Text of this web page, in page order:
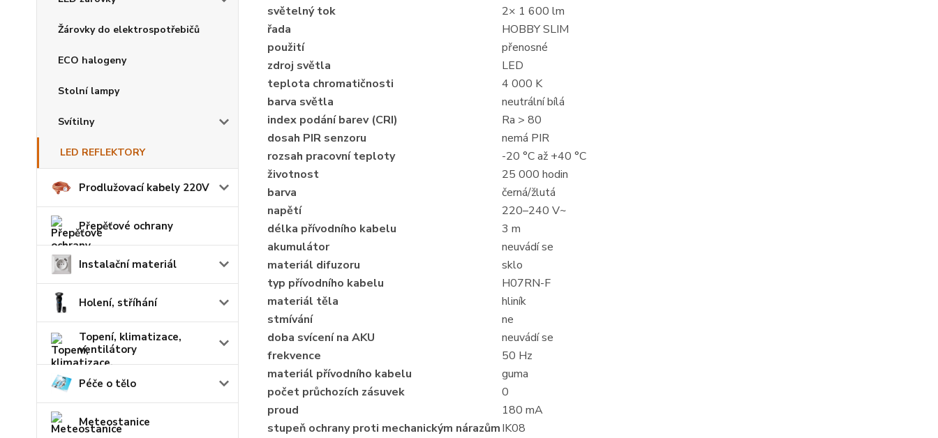
Žárovky do elektrospotřebičů
ECO halogeny
Stolní lampy
Svítilny
LED REFLEKTORY
Prodlužovací kabely 220V
Přepěťové ochrany
Instalační materiál
Holení, stříhání
Topení, klimatizace,
ventilátory
Péče o tělo
Meteostanice
světelný tok
2× 1 600 lm
řada
HOBBY SLIM
použití
přenosné
zdroj světla
LED
teplota chromatičnosti
4 000 K
barva světla
neutrální bílá
index podání barev (CRI)
Ra > 80
dosah PIR senzoru
nemá PIR
rozsah pracovní teploty
-20 °C až +40 °C
životnost
25 000 hodin
barva
černá/žlutá
napětí
220–240 V~
délka přívodního kabelu
3 m
akumulátor
neuvádí se
materiál difuzoru
sklo
typ přívodního kabelu
H07RN-F
materiál těla
hliník
stmívání
ne
doba svícení na AKU
neuvádí se
frekvence
50 Hz
materiál přívodního kabelu
guma
počet průchozích zásuvek
0
proud
180 mA
stupeň ochrany proti mechanickým nárazůmIK08